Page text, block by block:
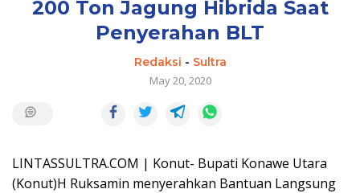
200 Ton Jagung Hibrida Saat
Penyerahan BLT
Redaksi - Sultra
May 20, 2020
LINTASSULTRA.COM | Konut- Bupati Konawe Utara
(Konut)H Ruksamin menyerahkan Bantuan Langsung